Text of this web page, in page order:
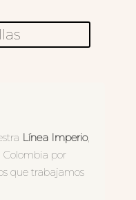
Línea Imperio,
por
que trabajamos